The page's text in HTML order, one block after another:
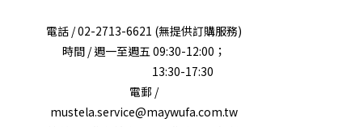
電話 / 02-2713-6621 (無提供訂購服務)
時間 / 週一至週五 09:30-12:00；
13:30-17:30
電郵 /
mustela.service@maywufa.com.tw